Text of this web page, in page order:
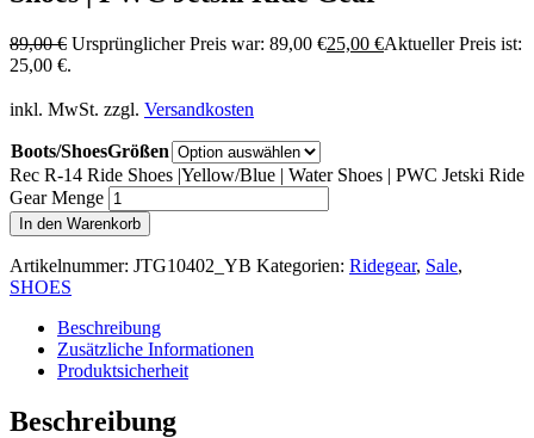
89,00€ Ursprünglicher Preis war: 89,00 €25,00 €Aktueller Preis ist:
25,00 €.
inkl. MwSt. zzgl. Versandkosten
Boots/ShoesGrößen
Rec R-14 Ride Shoes |Yellow/Blue | Water Shoes | PWC Jetski Ride
Gear Menge
In den Warenkorb
Artikelnummer: JTG10402_YB Kategorien: Ridegear, Sale,
SHOES
Beschreibung
Zusätzliche Informationen
Produktsicherheit
Beschreibung